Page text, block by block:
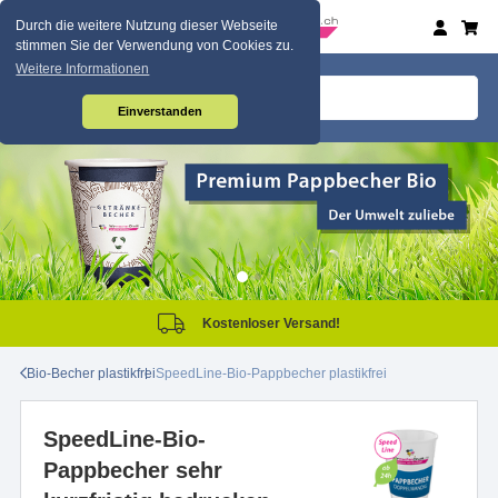
Durch die weitere Nutzung dieser Webseite
stimmen Sie der Verwendung von Cookies zu.
Weitere Informationen
Einverstanden
Kostenloser Versand!
Bio-Becher plastikfreiSpeedLine-Bio-Pappbecher plastikfrei
SpeedLine-Bio-
Pappbecher sehr